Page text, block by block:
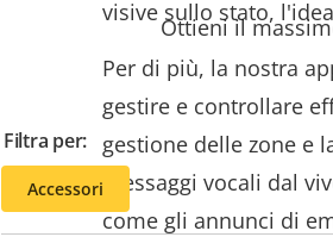
visive sullo stato,
Per di più, la nostra
gestire e controllare
gestione delle zone e
messaggi vocali dal
come gli annunci di
Ottieni il
Filtra per:
Accessori